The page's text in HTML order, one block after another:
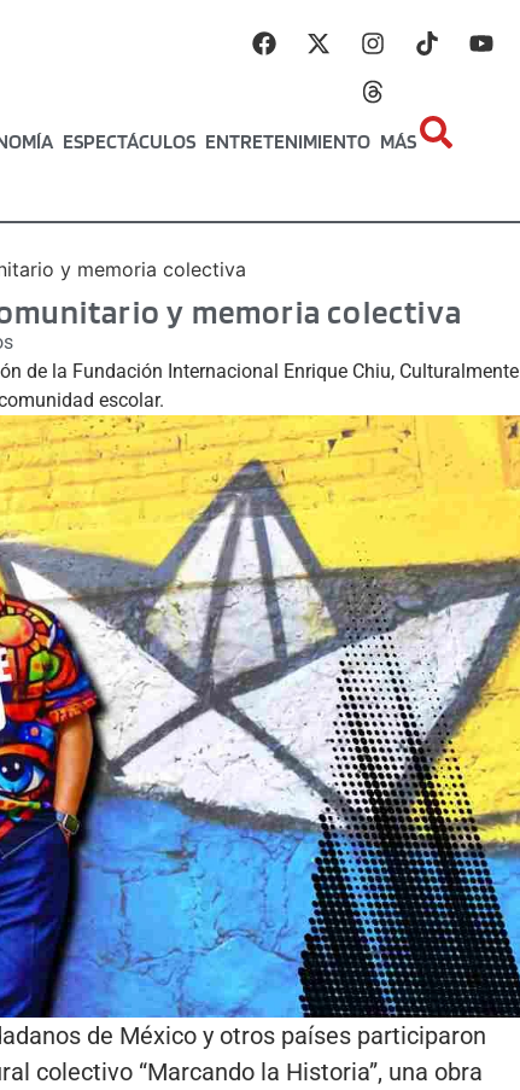
ESPECTÁCULOS ENTRETENIMIENTO MÁS
y memoria colectiva
y memoria colectiva
de la Fundación Internacional Enrique Chiu, Culturalmente
escolar.
de México y otros países participaron
colectivo “Marcando la Historia”, una obra